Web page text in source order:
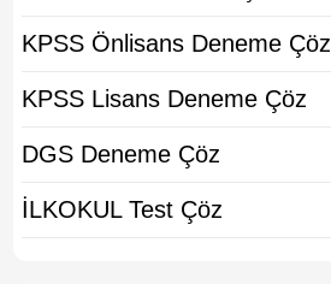
KPSS Önlisans Deneme Çöz
KPSS Lisans Deneme Çöz
DGS Deneme Çöz
İLKOKUL Test Çöz